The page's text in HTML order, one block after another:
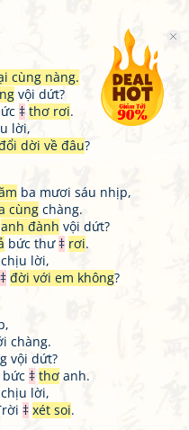
cùng nàng.
vội dứt?
‡ thơ rơi.
lời,
dời về đâu?
ba mươi sáu nhịp,
cùng chàng.
anh đành vội dứt?
bức thư‡ rơi.
lời,
‡ đời với em không?
chàng.
vội dứt?
‡ thơ anh.
lời,
‡ xét soi.